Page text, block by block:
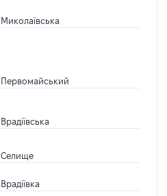
Миколаївська
Первомайський
Врадіївська
Селище
Врадіївка